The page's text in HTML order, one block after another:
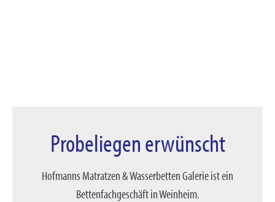
Probeliegen erwünscht
Hofmanns Matratzen & Wasserbetten Galerie ist ein
Bettenfachgeschäft in Weinheim.